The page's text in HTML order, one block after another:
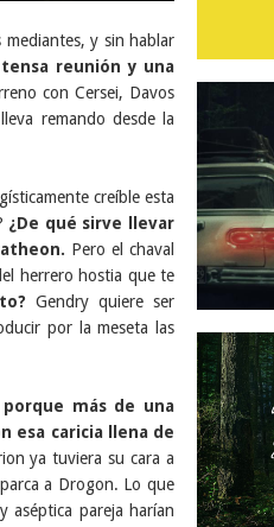
mediantes, y sin hablar
reunión y una
con Cersei, Davos
remando desde la
creíble esta
¿De qué sirve llevar
Pero el chaval
herrero hostia que te
Gendry quiere ser
por la meseta las
porque más de una
esa caricia llena de
ya tuviera su cara a
a Drogon. Lo que
aséptica pareja harían